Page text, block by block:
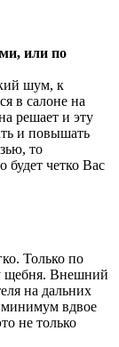
или по
шум, к
в салоне на
решает и эту
и повышать
то
будет четко Вас
Только по
щебня. Внешний
на дальних
минимум вдвое
не только